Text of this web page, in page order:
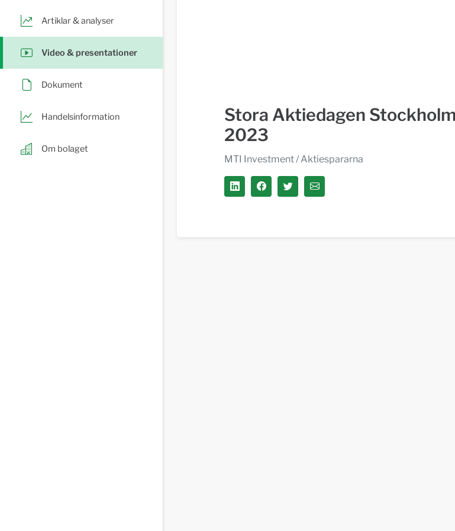
Artiklar & analyser
Video & presentationer
Dokument
Handelsinformation
Om bolaget
Stora Aktiedagen
2023
MTI Investment/ Aktiespararna